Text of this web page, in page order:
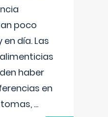
poco
día. Las
haber
en
...